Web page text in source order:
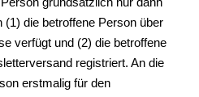
die betroffene Person über
verfügt und (2) die betroffene
registriert. An die
erstmalig für den